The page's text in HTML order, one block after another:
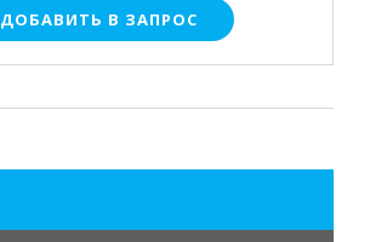
ДОБАВИТЬ В ЗАПРОС